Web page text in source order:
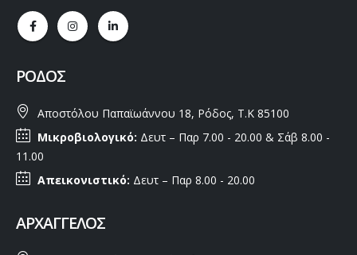
ΡΌΔΟΣ
Αποστόλου Παπαϊωάννου 18, Ρόδος, Τ.Κ 85100
Μικροβιολογικό: Δευτ – Παρ 7.00 - 20.00 & Σάβ 8.00 -
11.00
Απεικονιστικό: Δευτ – Παρ 8.00 - 20.00
ΑΡΧΆΓΓΕΛΟΣ